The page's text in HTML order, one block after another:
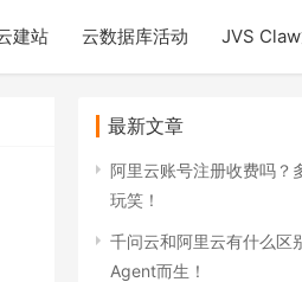
建站 云数据库活动 JVS
最新文章
阿里云账号注册收费吗？
玩笑！
千问云和阿里云有什么区
Agent而生！